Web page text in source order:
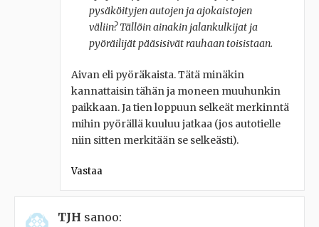
pysäköityjen autojen ja ajokaistojen
väliin? Tällöin ainakin jalankulkijat ja
pyöräilijät pääsisivät rauhaan toisistaan.
Aivan eli pyöräkaista. Tätä minäkin
kannattaisin tähän ja moneen muuhunkin
paikkaan. Ja tien loppuun selkeät merkinntä
mihin pyörällä kuuluu jatkaa (jos autotielle
niin sitten merkitään se selkeästi).
Vastaa
TJH sanoo: